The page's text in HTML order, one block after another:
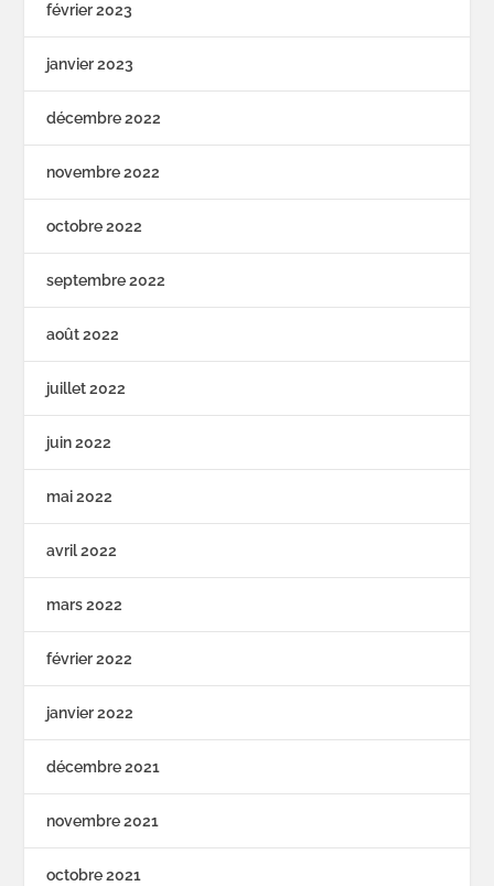
février 2023
janvier 2023
décembre 2022
novembre 2022
octobre 2022
septembre 2022
août 2022
juillet 2022
juin 2022
mai 2022
avril 2022
mars 2022
février 2022
janvier 2022
décembre 2021
novembre 2021
octobre 2021